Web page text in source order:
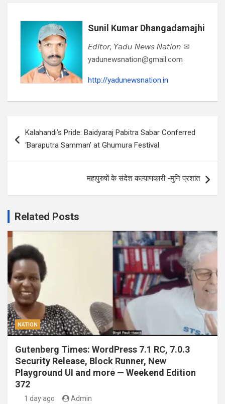
Sunil Kumar Dhangadamajhi
𝘌𝘥𝘪𝘵𝘰𝘳, 𝘠𝘢𝘥𝘶 𝘕𝘦𝘸𝘴 𝘕𝘢𝘵𝘪𝘰𝘯 ✉
yadunewsnation@gmail.com
http://yadunewsnation.in
navigation
Kalahandi’s Pride: Baidyaraj Pabitra Sabar Conferred
‘Baraputra Samman’ at Ghumura Festival
महापुरुषों के संदेश कल्याणकारी -मुनि प्रशांत
Related Posts
NATION
Gutenberg Times: WordPress 7.1 RC, 7.0.3
Security Release, Block Runner, New
Playground UI and more — Weekend Edition
372
1 day ago Admin